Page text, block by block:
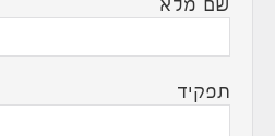
שם מלא
תפקיד